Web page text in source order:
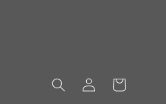
EinloggenWarenkorb